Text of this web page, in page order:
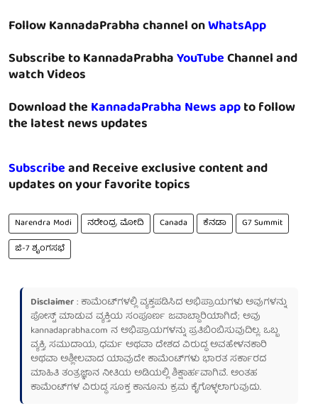
Follow KannadaPrabha channel onWhatsApp
Subscribe to KannadaPrabhaYouTubeChannel and
watch Videos
Download theKannadaPrabha News appto follow
the latest news updates
Subscribeand Receive exclusive content and
updates on your favorite topics
Narendra Modi ನರೇಂದ್ರ ಮೋದಿ Canada ಕೆನಡಾ
G7 Summit
ಜಿ-7 ಶೃಂಗಸಭೆ
Disclaimer: ಕಾಮೆಂಟ್‌ಗಳಲ್ಲಿ ವ್ಯಕ್ತಪಡಿಸಿದ ಅಭಿಪ್ರಾಯಗಳು ಅವುಗಳನ್ನು
ಪೋಸ್ಟ್ ಮಾಡುವ ವ್ಯಕ್ತಿಯ ಸಂಪೂರ್ಣ ಜವಾಬ್ದಾರಿಯಾಗಿದೆ; ಅವು
kannadaprabha.com ನ ಅಭಿಪ್ರಾಯಗಳನ್ನು ಪ್ರತಿಬಿಂಬಿಸುವುದಿಲ್ಲ. ಒಬ್ಬ
ವ್ಯಕ್ತಿ, ಸಮುದಾಯ, ಧರ್ಮ ಅಥವಾ ದೇಶದ ವಿರುದ್ಧ ಅವಹೇಳನಕಾರಿ
ಅಥವಾ ಅಶ್ಲೀಲವಾದ ಯಾವುದೇ ಕಾಮೆಂಟ್‌ಗಳು ಭಾರತ ಸರ್ಕಾರದ
ಮಾಹಿತಿ ತಂತ್ರಜ್ಞಾನ ನೀತಿಯ ಅಡಿಯಲ್ಲಿ ಶಿಕ್ಷಾರ್ಹವಾಗಿವೆ. ಅಂತಹ
ಕಾಮೆಂಟ್‌ಗಳ ವಿರುದ್ಧ ಸೂಕ್ತ ಕಾನೂನು ಕ್ರಮ ಕೈಗೊಳ್ಳಲಾಗುವುದು.